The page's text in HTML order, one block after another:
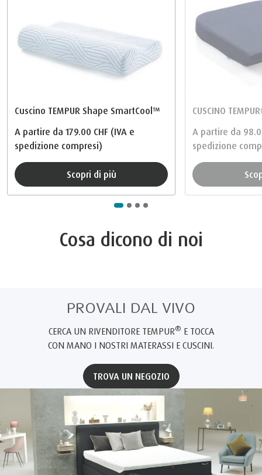
Cuscino TEMPUR Shape SmartCool™
A partire da 179.00 CHF (IVA e
spedizione compresi)
Scopri di più
CUSCINO
A partire da
spedizione
Cosa dicono di noi
PROVALI DAL VIVO
CERCA UN RIVENDITORE TEMPUR® E TOCCA
CON MANO I NOSTRI MATERASSI E CUSCINI.
TROVA UN NEGOZIO